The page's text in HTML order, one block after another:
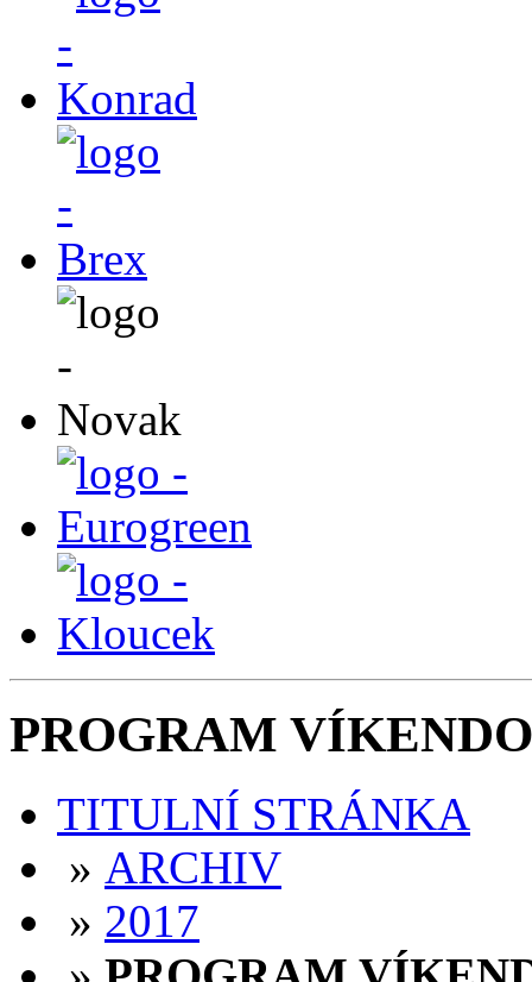
PROGRAM
TITULNÍ STRÁNKA
» ARCHIV
» 2017